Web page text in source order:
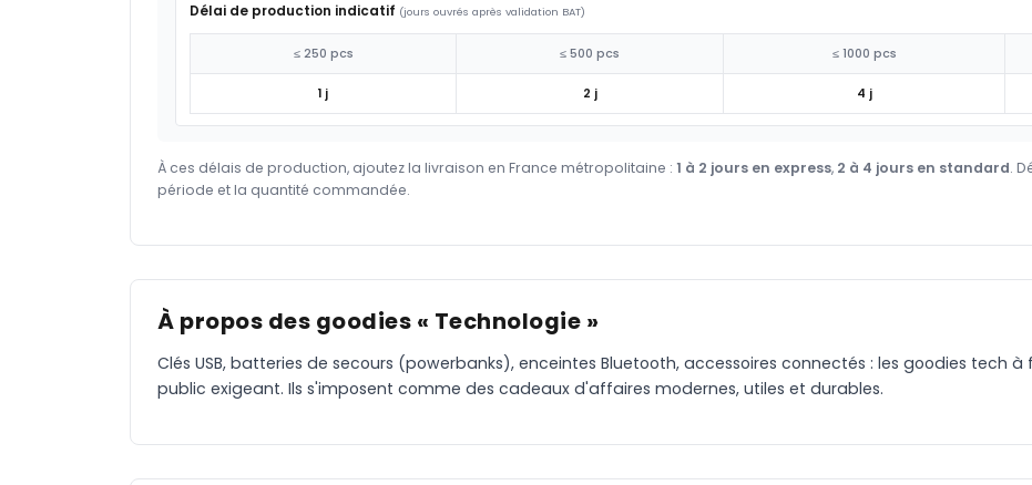
Délai de production indicatif (jours ouvrés après validation BAT)
≤ 250 pcs ≤ 500 pcs ≤ 1000 pcs
1 j 2 j 4 j
À ces délais de production, ajoutez la livraison en France métropolitaine : 1 à 2 jours en express, 2 à 4 jours en standard.
période et la quantité commandée.
À propos des goodies « Technologie »
Clés USB, batteries de secours (powerbanks), enceintes Bluetooth, accessoires connectés : les goodies tech
public exigeant. Ils s'imposent comme des cadeaux d'affaires modernes, utiles et durables.